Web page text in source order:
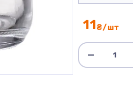
11₴/шт